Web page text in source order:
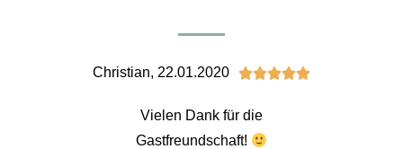
Christian, 22.01.2020 
Vielen Dank für die
Gastfreundschaft!